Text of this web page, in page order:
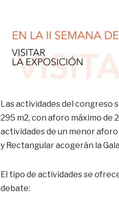
Las actividades del congreso
295 m2, con aforo máximo de
actividades de un menor
y Rectangular acogerán la
El tipo de actividades se
debate: